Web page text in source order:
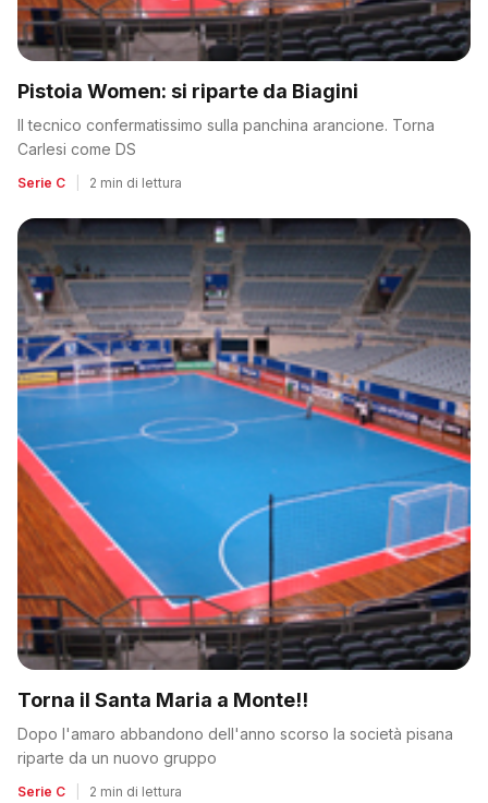
Pistoia Women: si riparte da Biagini
Il tecnico confermatissimo sulla panchina arancione. Torna
Carlesi come DS
Serie C 2 min di lettura
Torna il Santa Maria a Monte!!
Dopo l'amaro abbandono dell'anno scorso la società pisana
riparte da un nuovo gruppo
Serie C 2 min di lettura